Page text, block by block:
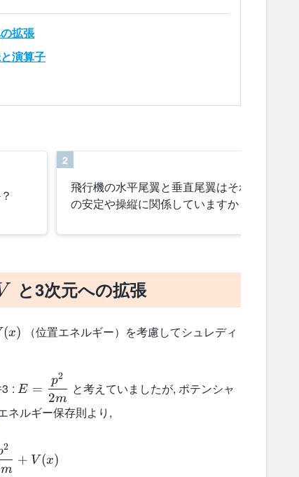
拡張
演算子
飛行機の水平尾翼と垂直尾翼はそれぞれどの軸
の安定や操縦に関係していますか？
2
と3次元への拡張
(x) （位置エネルギー）を考慮してシュレディ
3 :E =
\dfrac{p^2}
{2m}
E =
2m
p2
と考えていましたが, ポテンシャ
ネルギー保存則より,
m
2
+ V (x)